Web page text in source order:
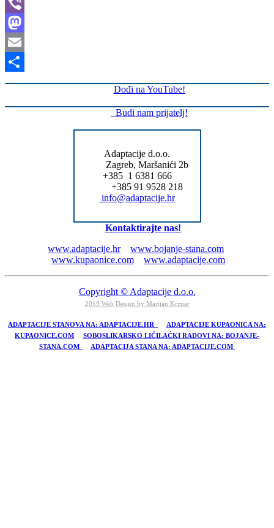
WhatsApp
Viber
Mastodon
Email
Share
Dođi na YouTube!
Budi nam prijatelj!
Adaptacije d.o.o.
Zagreb, Maršanići 2b
+385 1 6381 666
+385 91 9528 218
info@adaptacije.hr
Kontaktirajte nas!
www.adaptacije.hr
www.bojanje-stana.com
www.kupaonice.com
www.adaptacije.com
Copyright © Adaptacije d.o.o.
2019 Web Design by Marijan Krznar
ADAPTACIJE STANOVA NA: ADAPTACIJE.HR
ADAPTACIJE KUPAONICA NA:
KUPAONICE.COM
SOBOSLIKARSKO LIČILAĆKI RADOVI NA: BOJANJE-
STANA.COM
ADAPTACIJA STANA NA: ADAPTACIJE.COM